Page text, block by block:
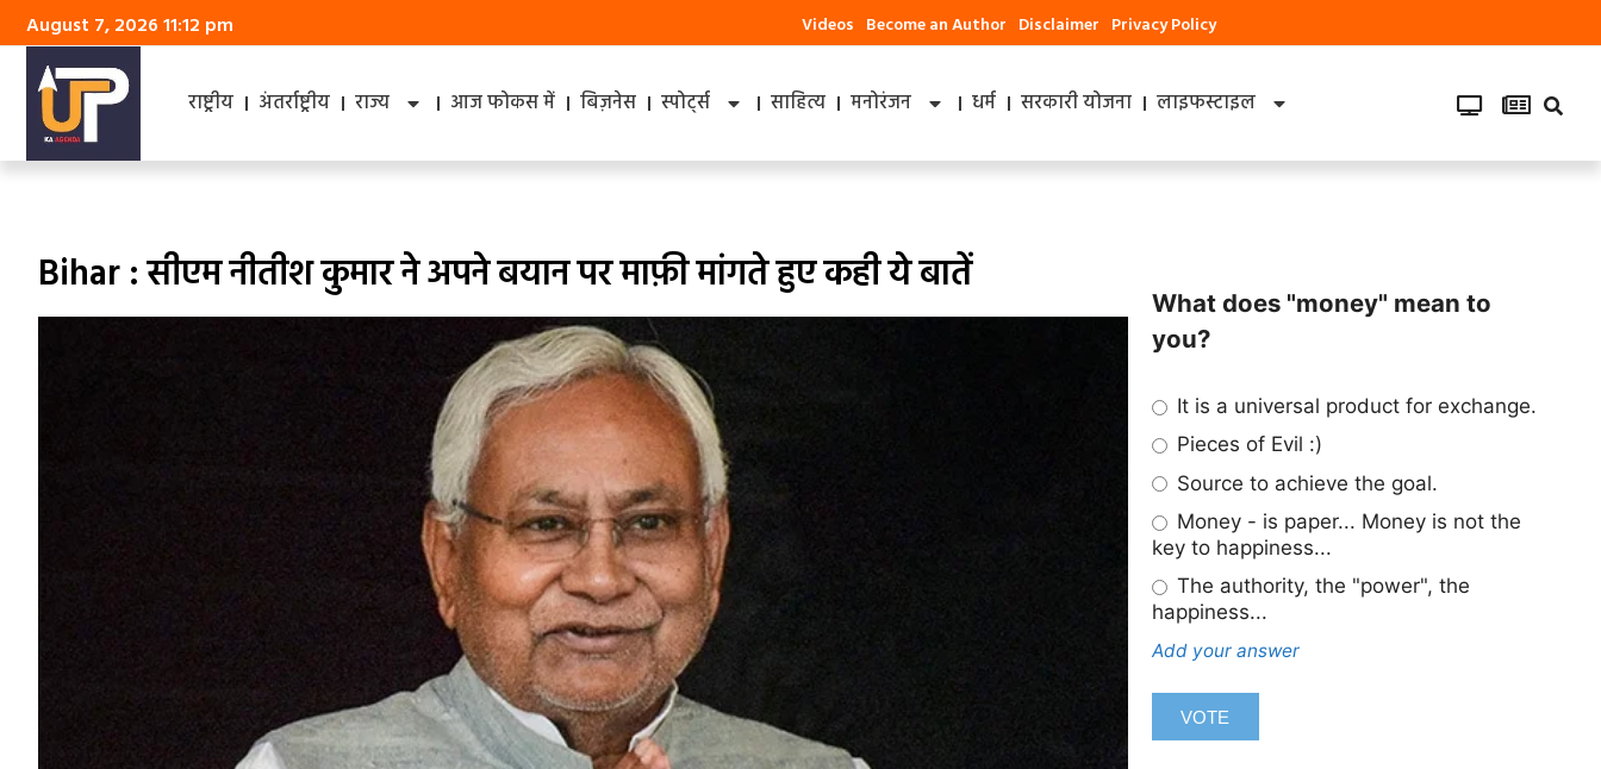
August 7, 2026 11:12 pm Videos Become an Author Disclaimer Privacy Policy
राष्ट्रीय अंतर्राष्ट्रीय राज्य आज फोकस में बिज़नेस स्पोर्ट्स साहित्य मनोरंजन धर्म सरकारी योजना लाइफस्टाइल
Bihar : सीएम नीतीश कुमार ने अपने बयान पर माफ़ी मांगते हुए कही ये बातें
What does "money" mean to
you?
It is a universal product for exchange.
Pieces of Evil :)
Source to achieve the goal.
Money - is paper... Money is not the
key to happiness...
The authority, the "power", the
happiness...
Add your answer